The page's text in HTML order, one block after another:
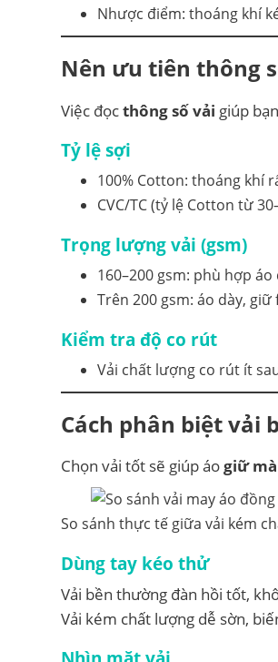
Nhược điểm: thoáng khí
Nên ưu tiên thông
Việc đọcthông số vải giúp
Tỷ lệ sợi
100% Cotton: thoáng khí
CVC/TC (tỷ lệ Cotton từ
Trọng lượng vải (gsm)
160–200 gsm: phù hợp
Trên 200 gsm: áo dày,
Kiểm tra độ co rút
Vải chất lượng co rút ít
Cách phân biệt vải
Chọn vải tốt sẽ giúp áogiữ
So sánh thực tế giữa vải kém
Dùng tay kéo thử
Vải bền thường đàn hồi tốt,
Vải kém chất lượng dễ sờn,